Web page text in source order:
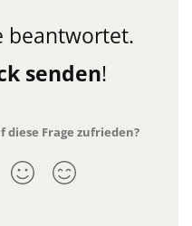
beantwortet.
senden!
Frage zufrieden?